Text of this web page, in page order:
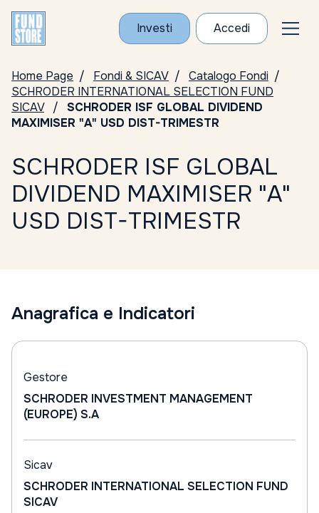
Investi Accedi
Home Page Fondi & SICAV
Catalogo Fondi
SCHRODER INTERNATIONAL SELECTION FUND
SICAV
SCHRODER ISF GLOBAL DIVIDEND
MAXIMISER "A" USD DIST-TRIMESTR
SCHRODER ISF GLOBAL
DIVIDEND MAXIMISER "A"
USD DIST-TRIMESTR
Anagrafica e Indicatori
Gestore
SCHRODER INVESTMENT MANAGEMENT
(EUROPE) S.A
Sicav
SCHRODER INTERNATIONAL SELECTION FUND
SICAV